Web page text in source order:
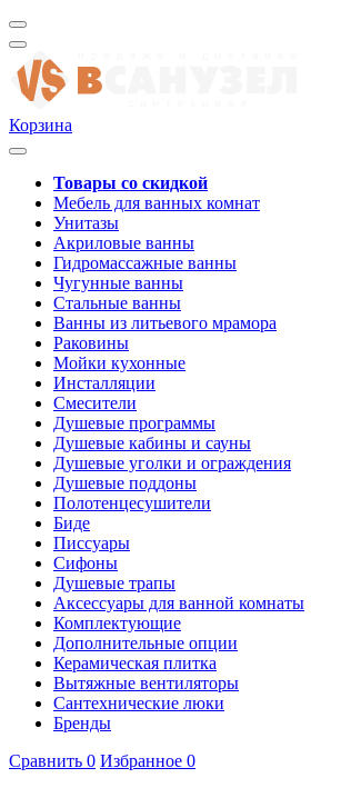
Корзина
Товары со скидкой
Мебель для ванных комнат
Унитазы
Акриловые ванны
Гидромассажные ванны
Чугунные ванны
Стальные ванны
Ванны из литьевого мрамора
Раковины
Мойки кухонные
Инсталляции
Смесители
Душевые программы
Душевые кабины и сауны
Душевые уголки и ограждения
Душевые поддоны
Полотенцесушители
Биде
Писсуары
Сифоны
Душевые трапы
Аксессуары для ванной комнаты
Комплектующие
Дополнительные опции
Керамическая плитка
Вытяжные вентиляторы
Сантехнические люки
Бренды
Сравнить 0 Избранное 0